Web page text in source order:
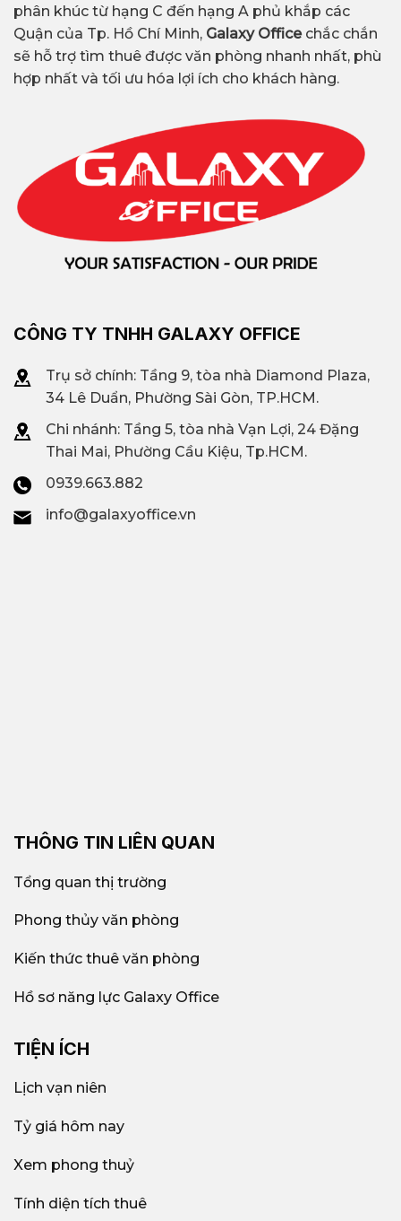
phân khúc từ hạng C đến hạng A phủ khắp các
Quận của Tp. Hồ Chí Minh, Galaxy Office chắc chắn
sẽ hỗ trợ tìm thuê được văn phòng nhanh nhất, phù
hợp nhất và tối ưu hóa lợi ích cho khách hàng.
CÔNG TY TNHH GALAXY OFFICE
Trụ sở chính: Tầng 9, tòa nhà Diamond Plaza,
34 Lê Duẩn, Phường Sài Gòn, TP.HCM.
Chi nhánh: Tầng 5, tòa nhà Vạn Lợi, 24 Đặng
Thai Mai, Phường Cầu Kiệu, Tp.HCM.
0939.663.882
info@galaxyoffice.vn
THÔNG TIN LIÊN QUAN
Tổng quan thị trường
Phong thủy văn phòng
Kiến thức thuê văn phòng
Hồ sơ năng lực Galaxy Office
TIỆN ÍCH
Lịch vạn niên
Tỷ giá hôm nay
Xem phong thuỷ
Tính diện tích thuê